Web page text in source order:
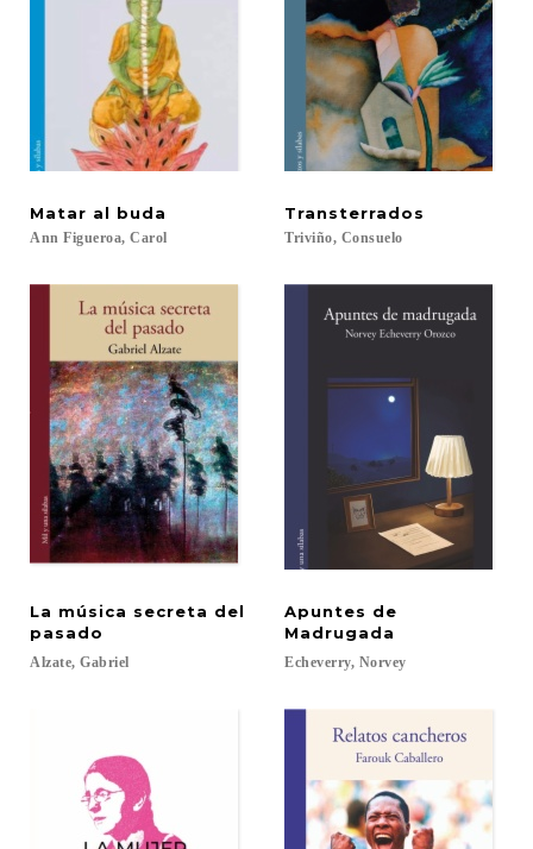
Matar al buda
Ann Figueroa, Carol
Transterrados
Triviño, Consuelo
La música secreta del
pasado
Alzate, Gabriel
Apuntes de
Madrugada
Echeverry, Norvey